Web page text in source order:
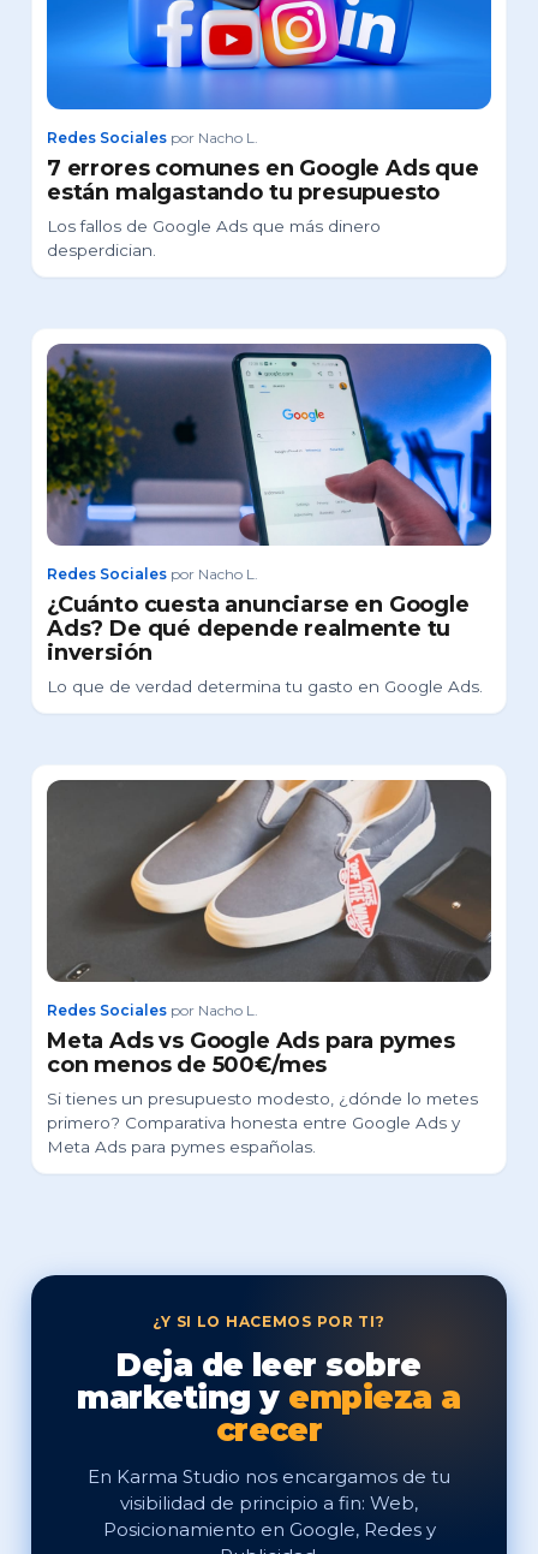
Redes Sociales por Nacho L.
7 errores comunes en Google Ads que
están malgastando tu presupuesto
Los fallos de Google Ads que más dinero
desperdician.
Redes Sociales por Nacho L.
¿Cuánto cuesta anunciarse en Google
Ads? De qué depende realmente tu
inversión
Lo que de verdad determina tu gasto en Google Ads.
Redes Sociales por Nacho L.
Meta Ads vs Google Ads para pymes
con menos de 500€/mes
Si tienes un presupuesto modesto, ¿dónde lo metes
primero? Comparativa honesta entre Google Ads y
Meta Ads para pymes españolas.
¿Y SI LO HACEMOS POR TI?
Deja de leer sobre
marketing y empieza a
crecer
En Karma Studio nos encargamos de tu
visibilidad de principio a fin: Web,
Posicionamiento en Google, Redes y